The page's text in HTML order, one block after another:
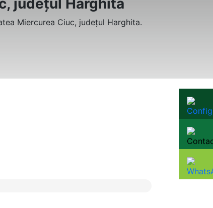
județul Harghita
Miercurea Ciuc, judeţul Harghita.